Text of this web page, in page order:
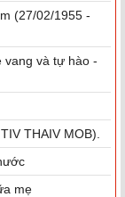
(27/02/1955 -
vang và tự hào -
THAIV MOB).
mẹ